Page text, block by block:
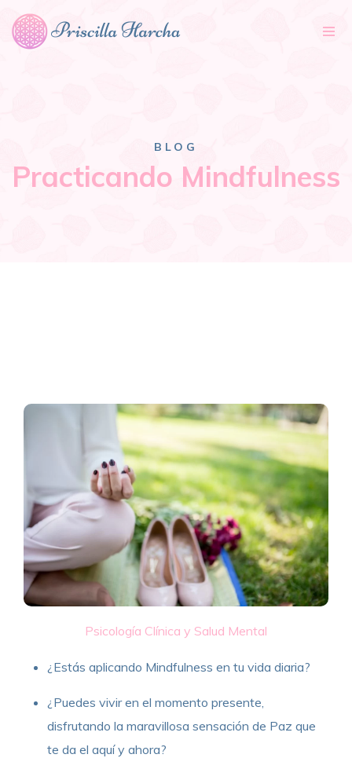
BLOG
Practicando Mindfulness
Psicología Clínica y Salud Mental
¿Estás aplicando Mindfulness en tu vida diaria?
¿Puedes vivir en el momento presente,
disfrutando la maravillosa sensación de Paz que
te da el aquí y ahora?